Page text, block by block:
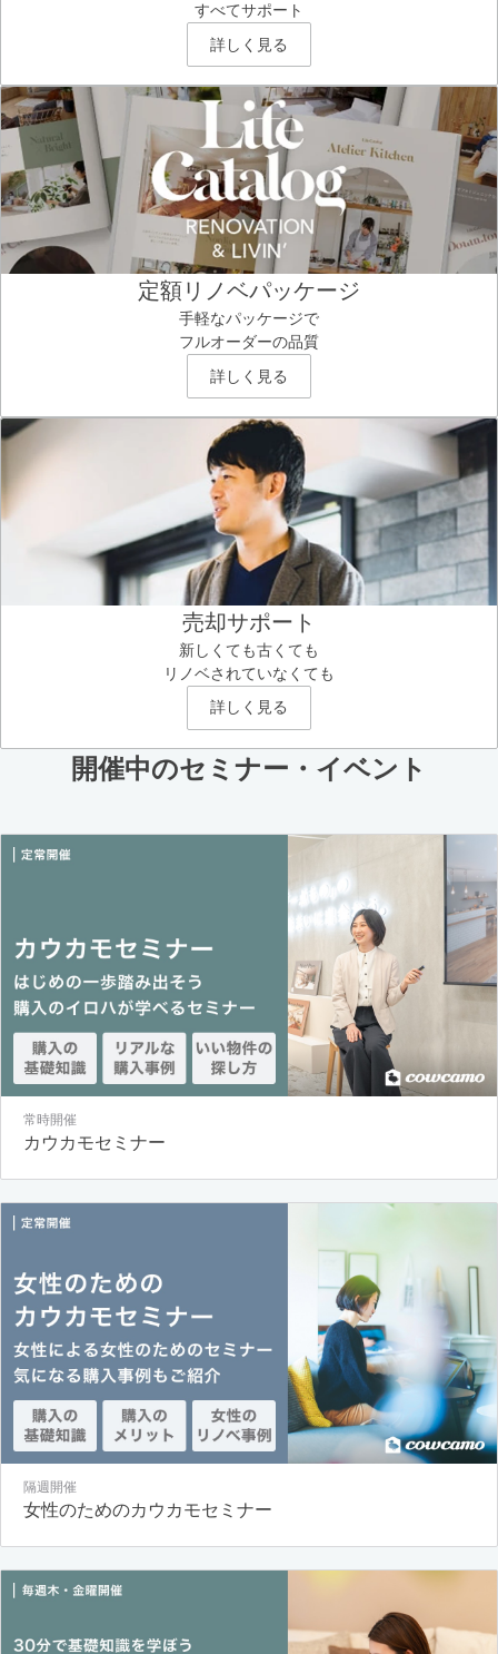
すべてサポート
詳しく見る
定額リノベパッケージ
手軽なパッケージで
フルオーダーの品質
詳しく見る
売却サポート
新しくても古くても
リノベされていなくても
詳しく見る
開催中のセミナー・イベント
常時開催
カウカモセミナー
隔週開催
女性のためのカウカモセミナー